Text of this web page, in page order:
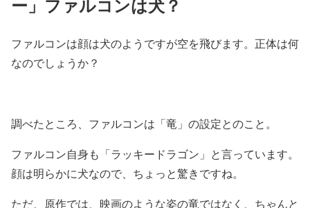
ー」ファルコンは犬？
ファルコンは顔は犬のようですが空を飛びます。正体は何
なのでしょうか？
調べたところ、ファルコンは 「竜」 の設定とのこと。
ファルコン自身も 「ラッキードラゴン」 と言っています。
顔は明らかに犬なので、ちょっと驚きですね。
ただ、 原作では、映画のような姿の竜ではなく、ちゃんと